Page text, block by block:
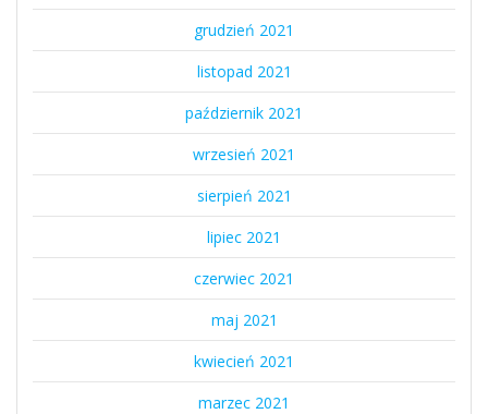
grudzień 2021
listopad 2021
październik 2021
wrzesień 2021
sierpień 2021
lipiec 2021
czerwiec 2021
maj 2021
kwiecień 2021
marzec 2021